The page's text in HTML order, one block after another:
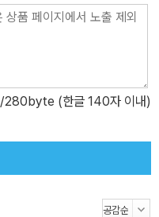
/280byte (한글 140자 이내)